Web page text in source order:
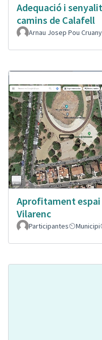
Adequació i
camins de Calafell
Arnau Josep Pou
Aprofitament
Vilarenc
Participantes Municipi